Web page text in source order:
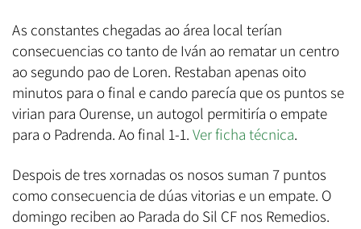
As constantes chegadas ao área local terían
consecuencias co tanto de Iván ao rematar un centro
ao segundo pao de Loren. Restaban apenas oito
minutos para o final e cando parecía que os puntos se
virian para Ourense, un autogol permitiría o empate
para o Padrenda. Ao final 1-1. Ver ficha técnica.
Despois de tres xornadas os nosos suman 7 puntos
como consecuencia de dúas vitorias e un empate. O
domingo reciben ao Parada do Sil CF nos Remedios.